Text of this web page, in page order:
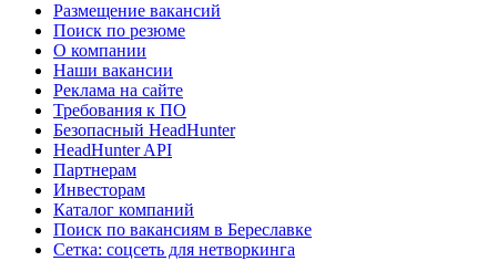
Размещение вакансий
Поиск по резюме
О компании
Наши вакансии
Реклама на сайте
Требования к ПО
Безопасный HeadHunter
HeadHunter API
Партнерам
Инвесторам
Каталог компаний
Поиск по вакансиям в Береславке
Сетка: соцсеть для нетворкинга